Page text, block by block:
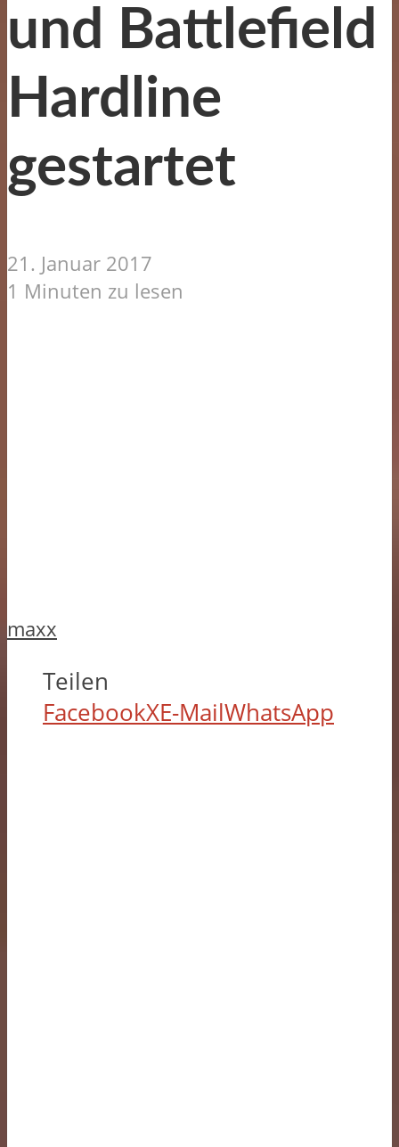
und Battlefield
Hardline
gestartet
21. Januar 2017
1 Minuten zu lesen
maxx
Teilen
FacebookXE-MailWhatsApp